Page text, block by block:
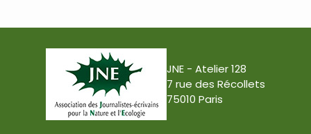
JNE - Atelier 128
7 rue des Récollets
75010 Paris